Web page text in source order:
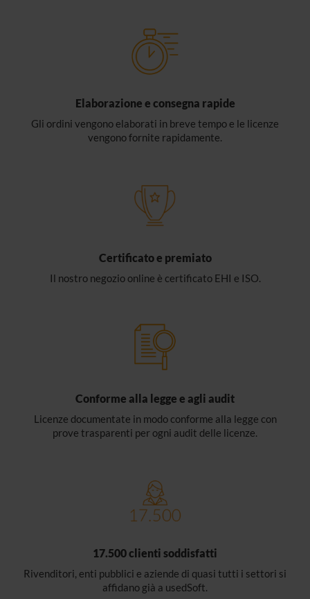
Elaborazione e consegna rapide
Gli ordini vengono elaborati in breve tempo e le licenze
vengono fornite rapidamente.
Certificato e premiato
Il nostro negozio online è certificato EHI e ISO.
Conforme alla legge e agli audit
Licenze documentate in modo conforme alla legge con
prove trasparenti per ogni audit delle licenze.
17.500 clienti soddisfatti
Rivenditori, enti pubblici e aziende di quasi tutti i settori si
affidano già a usedSoft.